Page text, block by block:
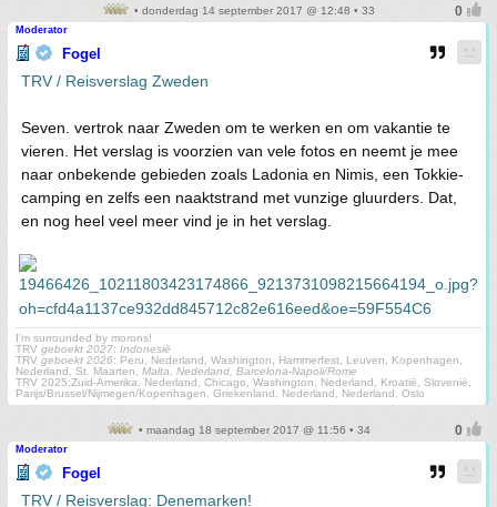
• donderdag 14 september 2017 @ 12:48 • 33
Moderator
Fogel
TRV / Reisverslag Zweden
Seven. vertrok naar Zweden om te werken en om vakantie te
vieren. Het verslag is voorzien van vele fotos en neemt je mee
naar onbekende gebieden zoals Ladonia en Nimis, een Tokkie-
camping en zelfs een naaktstrand met vunzige gluurders. Dat,
en nog heel veel meer vind je in het verslag.
I'm surrounded by morons!
TRV geboekt 2027: Indonesië
TRV geboekt 2026: Peru, Nederland, Washington, Hammerfest, Leuven, Kopenhagen,
Nederland, St. Maarten, Malta, Nederland, Barcelona-Napoli/Rome
TRV 2025:Zuid-Amerika, Nederland, Chicago, Washington, Nederland, Kroatië, Slovenië,
Parijs/Brussel/Nijmegen/Kopenhagen, Griekenland, Nederland, Nederland, Oslo
• maandag 18 september 2017 @ 11:56 • 34
Moderator
Fogel
TRV / Reisverslag: Denemarken!